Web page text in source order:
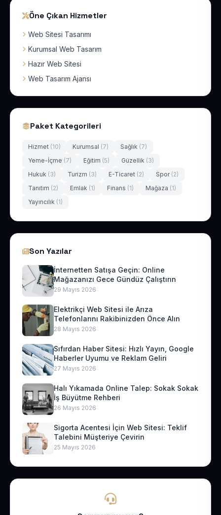
Öne Çıkan Hizmetler
Web Sitesi Tasarımı
Kurumsal Web Tasarım
Hazır Web Sitesi
Web Tasarım Ajansı
Paket Kategorileri
Hizmet (10) Kurumsal (7) Sağlık (7)
Yeme-İçme (7) Eğitim (5) Güzellik (3)
Hukuk (3) Turizm (3) E-Ticaret (2) Spor (2)
Tanıtım (2) Emlak (1) Finans (1) Mağaza (1)
Yayıncılık (1)
Son Yazılar
İnternetten Satışa Geçin: Online
Mağazanızı Gece Gündüz Çalıştırın
29 Mayıs 2026
Elektrikçi Web Sitesi ile Arıza
Telefonlarını Rakibinizden Önce Alın
28 Mayıs 2026
Sıfırdan Haber Sitesi: Hızlı Yayın, Google
Haberler Uyumu ve Reklam Geliri
27 Mayıs 2026
Halı Yıkamada Online Talep: Sokak Sokak
İş Büyütme Rehberi
26 Mayıs 2026
Sigorta Acentesi İçin Web Sitesi: Teklif
Talebini Müşteriye Çevirin
25 Mayıs 2026